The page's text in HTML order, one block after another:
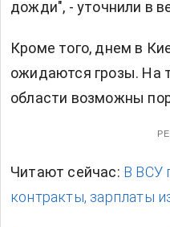
дожди", - уточнили в
Кроме того, днем в
ожидаются грозы. На
области возможны
Читают сейчас: В ВСУ
контракты, зарплаты